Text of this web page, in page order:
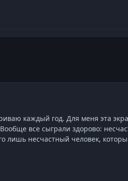
каждый год. Для меня эта
все сыграли здорово:
лишь несчастный человек,